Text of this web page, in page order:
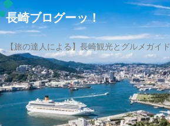
長崎ブログーッ！
【旅の達人による】長崎観光とグルメガイド